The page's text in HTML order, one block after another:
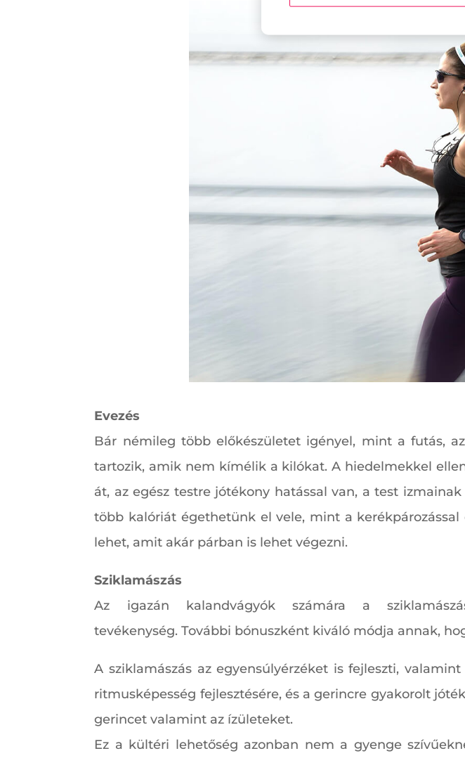
Evezés
Bár némileg több előkészületet igényel, mint a futás,
tartozik, amik nem kímélik a kilókat. A hiedelmekkel
át, az egész testre jótékony hatással van, a test
több kalóriát égethetünk el vele, mint a
lehet, amit akár párban is lehet végezni.
Sziklamászás
Az igazán kalandvágyók számára a
tevékenység. További bónuszként kiváló módja annak,
A sziklamászás az egyensúlyérzéket is fejleszti,
ritmusképesség fejlesztésére, és a gerincre gyakorolt
gerincet valamint az ízületeket.
Ez a kültéri lehetőség azonban nem a gyenge